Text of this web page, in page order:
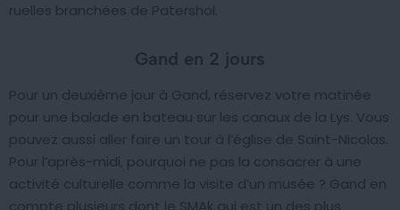
ruelles branchées de Patershol.
Gand en 2 jours
Pour un deuxième jour à Gand, réservez votre matinée
pour une balade en bateau sur les canaux de la Lys. Vous
pouvez aussi aller faire un tour à l’église de Saint-Nicolas.
Pour l’après-midi, pourquoi ne pas la consacrer à une
activité culturelle comme la visite d’un musée ? Gand en
compte plusieurs dont le SMAk qui est un des plus